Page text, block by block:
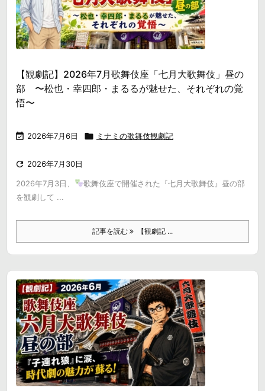
【観劇記】2026年7月歌舞伎座「七月大歌舞伎」昼の
部 〜松也・幸四郎・まるるが魅せた、それぞれの覚
悟〜
 2026年7月6日  ミナミの歌舞伎観劇記
 2026年7月30日
2026年7月3日、
歌舞伎座で開催された『七月大歌舞伎』昼の部
を観劇して ...
記事を読む 【観劇記 ...